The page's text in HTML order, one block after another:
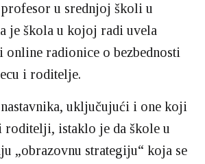
u srednjoj školi u
je škola u kojoj radi uvela
online radionice o bezbednosti
i roditelje.
nastavnika, uključujući i one koji
roditelji, istaklo je da škole u
„obrazovnu strategiju“ koja se